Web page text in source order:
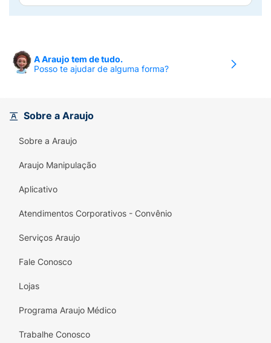
A Araujo tem de tudo.
Posso te ajudar de alguma forma?
Sobre a Araujo
Sobre a Araujo
Araujo Manipulação
Aplicativo
Atendimentos Corporativos - Convênio
Serviços Araujo
Fale Conosco
Lojas
Programa Araujo Médico
Trabalhe Conosco